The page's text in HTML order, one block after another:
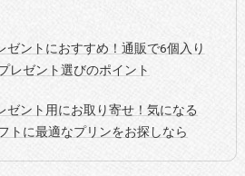
ゼントにおすすめ！通販で6個入り
レゼント選びのポイント
ゼント用にお取り寄せ！気になる
トに最適なプリンをお探しなら